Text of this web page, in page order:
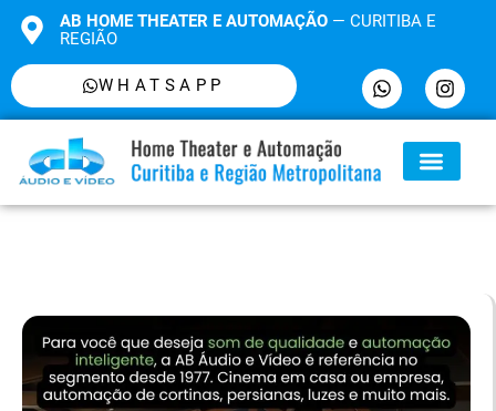
AB HOME THEATER E AUTOMAÇÃO— CURITIBA E
REGIÃO
WHATSAPP